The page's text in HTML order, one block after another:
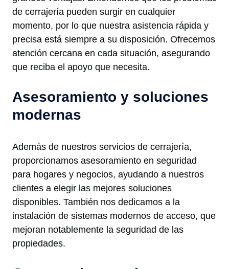
de cerrajería pueden surgir en cualquier
momento, por lo que nuestra asistencia rápida y
precisa está siempre a su disposición. Ofrecemos
atención cercana en cada situación, asegurando
que reciba el apoyo que necesita.
Asesoramiento y soluciones
modernas
Además de nuestros servicios de cerrajería,
proporcionamos asesoramiento en seguridad
para hogares y negocios, ayudando a nuestros
clientes a elegir las mejores soluciones
disponibles. También nos dedicamos a la
instalación de sistemas modernos de acceso, que
mejoran notablemente la seguridad de las
propiedades.